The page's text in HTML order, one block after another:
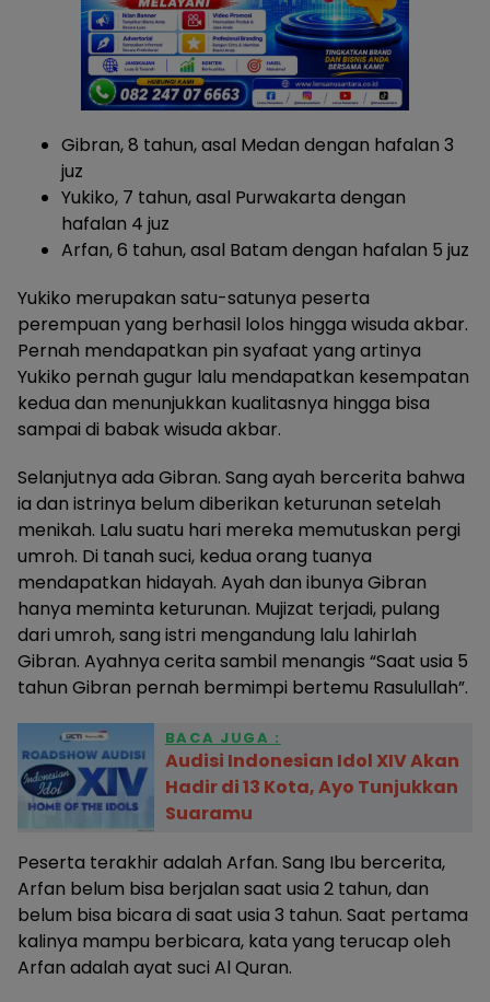
Gibran, 8 tahun, asal Medan dengan hafalan 3
juz
Yukiko, 7 tahun, asal Purwakarta dengan
hafalan 4 juz
Arfan, 6 tahun, asal Batam dengan hafalan 5 juz
Yukiko merupakan satu-satunya peserta
perempuan yang berhasil lolos hingga wisuda akbar.
Pernah mendapatkan pin syafaat yang artinya
Yukiko pernah gugur lalu mendapatkan kesempatan
kedua dan menunjukkan kualitasnya hingga bisa
sampai di babak wisuda akbar.
Selanjutnya ada Gibran. Sang ayah bercerita bahwa
ia dan istrinya belum diberikan keturunan setelah
menikah. Lalu suatu hari mereka memutuskan pergi
umroh. Di tanah suci, kedua orang tuanya
mendapatkan hidayah. Ayah dan ibunya Gibran
hanya meminta keturunan. Mujizat terjadi, pulang
dari umroh, sang istri mengandung lalu lahirlah
Gibran. Ayahnya cerita sambil menangis “Saat usia 5
tahun Gibran pernah bermimpi bertemu Rasulullah”.
BACA JUGA :
Audisi Indonesian Idol XIV Akan
Hadir di 13 Kota, Ayo Tunjukkan
Suaramu
Peserta terakhir adalah Arfan. Sang Ibu bercerita,
Arfan belum bisa berjalan saat usia 2 tahun, dan
belum bisa bicara di saat usia 3 tahun. Saat pertama
kalinya mampu berbicara, kata yang terucap oleh
Arfan adalah ayat suci Al Quran.